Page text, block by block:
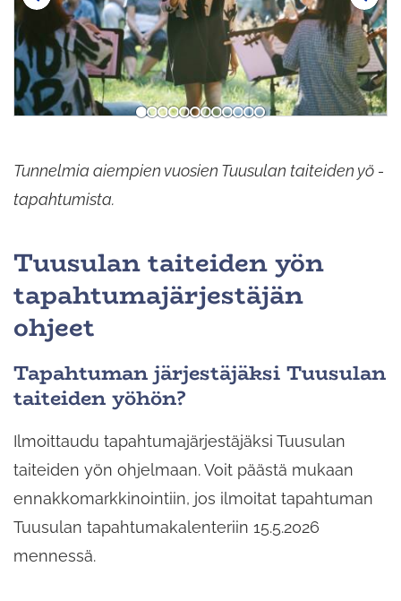
Tunnelmia aiempien vuosien Tuusulan taiteiden yö -
tapahtumista.
Tuusulan taiteiden yön
tapahtumajärjestäjän
ohjeet
Tapahtuman järjestäjäksi Tuusulan
taiteiden yöhön?
Ilmoittaudu tapahtumajärjestäjäksi Tuusulan
taiteiden yön ohjelmaan. Voit päästä mukaan
ennakkomarkkinointiin, jos ilmoitat tapahtuman
Tuusulan tapahtumakalenteriin 15.5.2026
mennessä.